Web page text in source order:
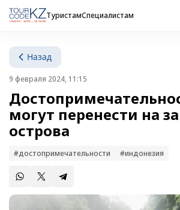
ТуристамСпециалистам
Назад
9 февраля 2024, 11:15
могут перенести на
острова
#достопримечательности #индонезия